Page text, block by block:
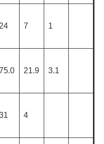
24 7 1
21.9 3.1
4